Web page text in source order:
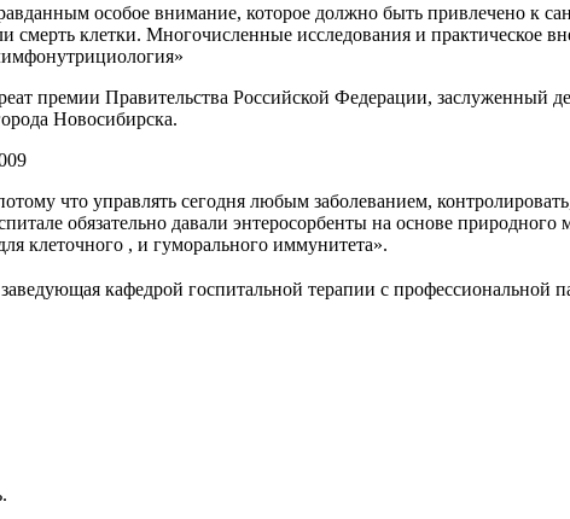
особое внимание, которое должно быть привлечено к
смерть клетки. Многочисленные исследования и практическое
премии Правительства Российской Федерации, заслуженный
Новосибирска.
что управлять сегодня любым заболеванием,
обязательно давали энтеросорбенты на основе
клеточного , и гуморального иммунитета».
кафедрой госпитальной терапии с